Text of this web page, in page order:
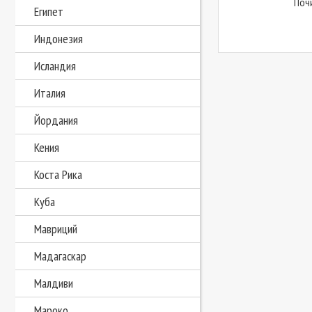
Египет
Индонезия
Исландия
Италия
Йордания
Кения
Коста Рика
Куба
Мавриций
Мадагаскар
Малдиви